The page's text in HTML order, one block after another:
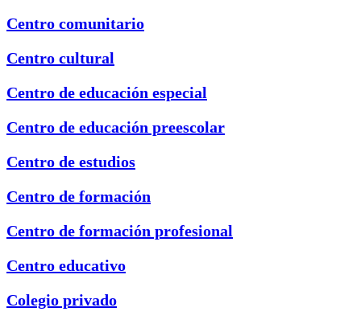
Centro comunitario
Centro cultural
Centro de educación especial
Centro de educación preescolar
Centro de estudios
Centro de formación
Centro de formación profesional
Centro educativo
Colegio privado